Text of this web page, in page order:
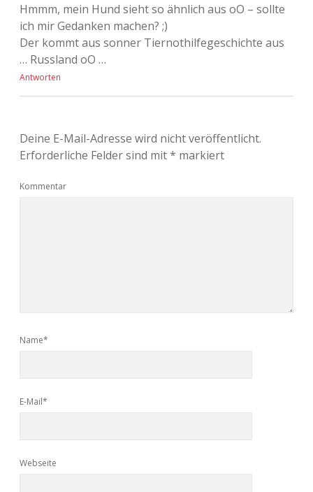
Hmmm, mein Hund sieht so ähnlich aus oO – sollte
ich mir Gedanken machen? ;)
Der kommt aus sonner Tiernothilfegeschichte aus
… Russland oO …
Antworten
Deine E-Mail-Adresse wird nicht veröffentlicht.
Erforderliche Felder sind mit* markiert
Kommentar
Name*
E-Mail*
Webseite